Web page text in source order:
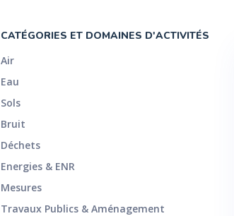
CATÉGORIES ET DOMAINES D'ACTIVITÉS
Air
Eau
Sols
Bruit
Déchets
Energies & ENR
Mesures
Travaux Publics & Aménagement